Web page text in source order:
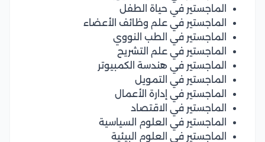
الماجستير في حياة الطفل
الماجستير في علم وظائف الأعضاء
الماجستير في الطب النووي
الماجستير في علم التشريح
الماجستير في هندسة الكمبيوتر
الماجستير في التمويل
الماجستير في إدارة الأعمال
الماجستير في الاقتصاد
الماجستير في العلوم السياسية
الماجستير في العلوم البيئية